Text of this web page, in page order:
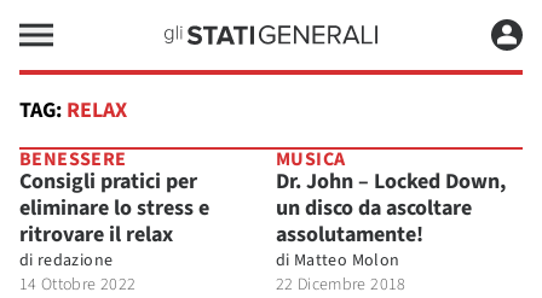
TAG: RELAX
BENESSERE
Consigli pratici per
eliminare lo stress e
ritrovare il relax
di redazione
14 Ottobre 2022
MUSICA
Dr. John – Locked Down,
un disco da ascoltare
assolutamente!
di Matteo Molon
22 Dicembre 2018